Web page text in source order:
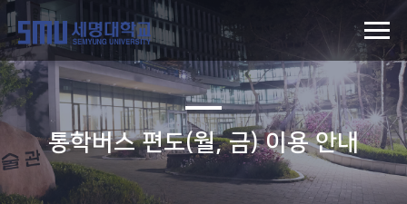
통학버스 편도(월, 금) 이용 안내